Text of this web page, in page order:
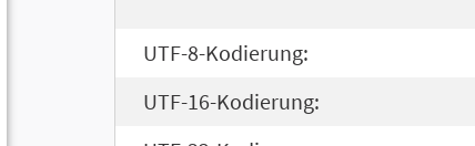
UTF-8-Kodierung:
UTF-16-Kodierung: